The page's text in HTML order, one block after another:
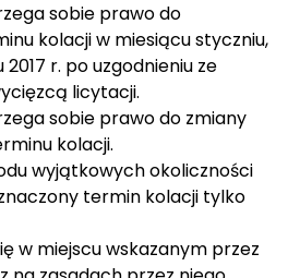
sobie prawo do
kolacji w miesiącu styczniu,
r. po uzgodnieniu ze
licytacji.
sobie prawo do zmiany
kolacji.
wyjątkowych okoliczności
termin kolacji tylko
w miejscu wskazanym przez